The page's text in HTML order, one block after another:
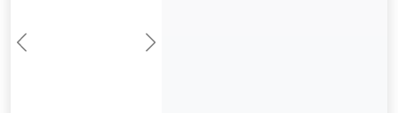
前一张 下一张